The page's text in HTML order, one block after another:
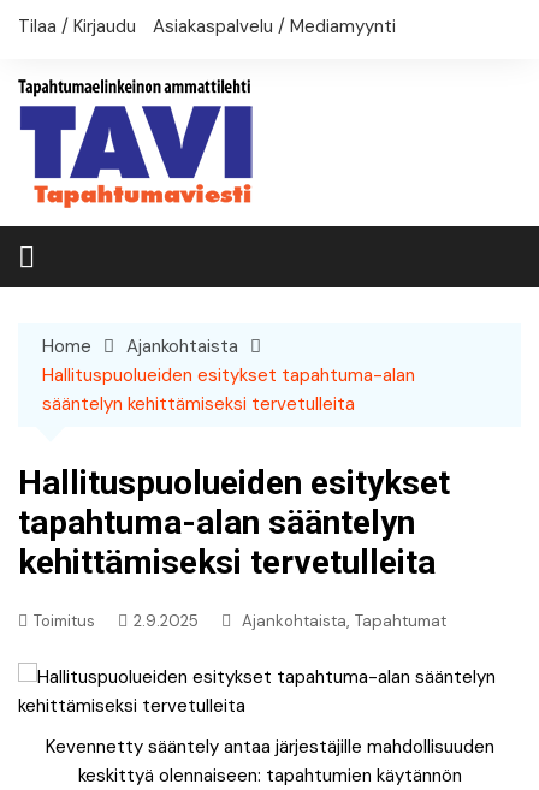
Skip
Tilaa / Kirjaudu Asiakaspalvelu / Mediamyynti
Home
Ajankohtaista
Hallituspuolueiden esitykset tapahtuma-alan
sääntelyn kehittämiseksi tervetulleita
Hallituspuolueiden esitykset
tapahtuma-alan sääntelyn
kehittämiseksi tervetulleita
Toimitus 2.9.2025 Ajankohtaista, Tapahtumat
Kevennetty sääntely antaa järjestäjille mahdollisuuden
keskittyä olennaiseen: tapahtumien käytännön